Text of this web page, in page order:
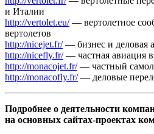
и Италии
http://vertolet.eu/— вертолетное
вертолетов
http://nicejet.fr/— бизнес и деловая
http://nicefly.fr/— частная авиация
http://monacojet.fr/— частный
http://monacofly.fr/— деловые
Подробнее о деятельности
на основных сайтах-проектах